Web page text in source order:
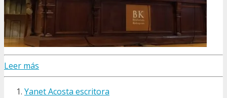
Leer más
Yanet Acosta escritora